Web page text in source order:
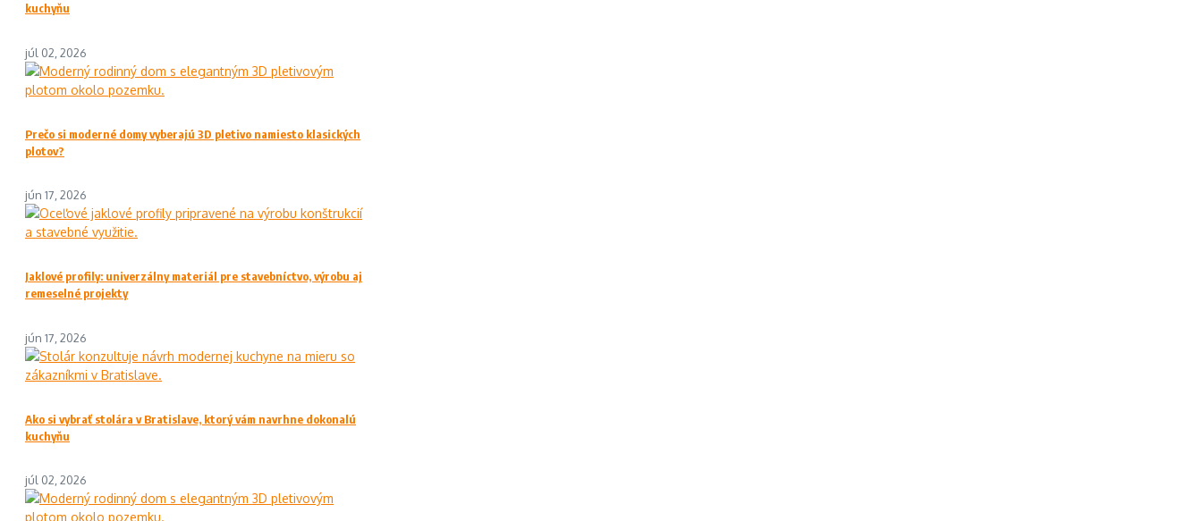
kuchyňu
júl 02, 2026
Prečo si moderné domy vyberajú 3D pletivo namiesto klasických
plotov?
jún 17, 2026
Jaklové profily: univerzálny materiál pre stavebníctvo, výrobu aj
remeselné projekty
jún 17, 2026
Ako si vybrať stolára v Bratislave, ktorý vám navrhne dokonalú
kuchyňu
júl 02, 2026